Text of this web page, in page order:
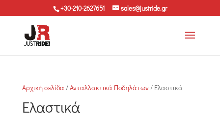
+30-210-2627651 sales@justride.gr
Αρχική σελίδα/Ανταλλακτικά Ποδηλάτων/ Ελαστικά
Ελαστικά